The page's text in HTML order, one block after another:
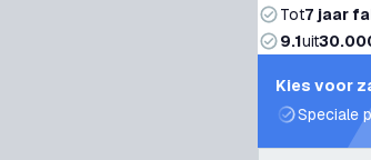
Tot7 jaar
9.1uit
Kies voor
Speciale